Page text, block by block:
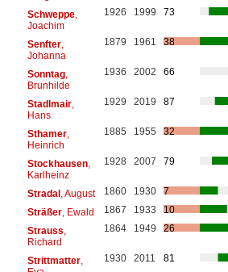
Schweppe,
Joachim
1926 1999 73
Senfter,
Johanna
1879 1961 38
Sonntag,
Brunhilde
1936 2002 66
Stadlmair,
Hans
1929 2019 87
Sthamer,
Heinrich
1885 1955 32
Stockhausen,
Karlheinz
1928 2007 79
Stradal, August 1860 1930
7
Sträßer, Ewald 1867 1933
10
Strauss
Richard
1864 1949 26
Strittmatter,
1930 2011 81